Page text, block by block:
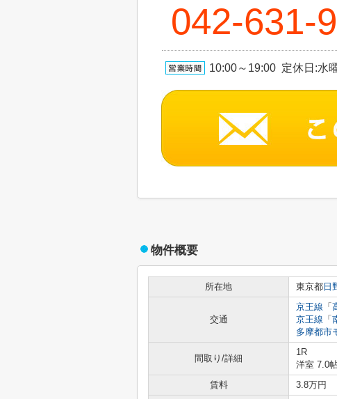
042-631-
10:00～19:00 定休日:水
物件概要
所在地 東京都 日
交通
京王線 「
京王線 「
多摩都市
間取り/詳細
1R
洋室 7.0
賃料 3.8万円